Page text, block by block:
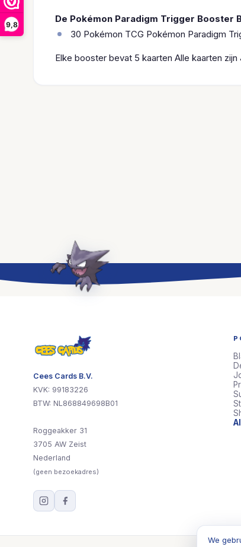
9,8
De Pokémon Paradigm Trigger Booster
30 Pokémon TCG Pokémon Paradigm
Elke booster bevat 5 kaarten Alle kaarten zijn
Cees Cards B.V.
KVK: 99183226
BTW: NL868849698B01
Roggeakker 31
3705 AW Zeist
Nederland
(geen bezoekadres)
We